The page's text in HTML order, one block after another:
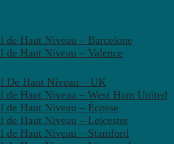
de Haut Niveau – Barcelone
de Haut Niveau – Valence
De Haut Niveau – UK
de Haut Niveau – West Ham United
de Haut Niveau – Écosse
de Haut Niveau – Leicester
de Haut Niveau – Stamford